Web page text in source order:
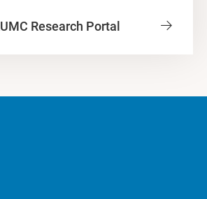
Research Portal